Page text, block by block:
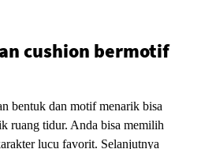
cushion bermotif
bentuk dan motif menarik bisa
ruang tidur. Anda bisa memilih
lucu favorit. Selanjutnya